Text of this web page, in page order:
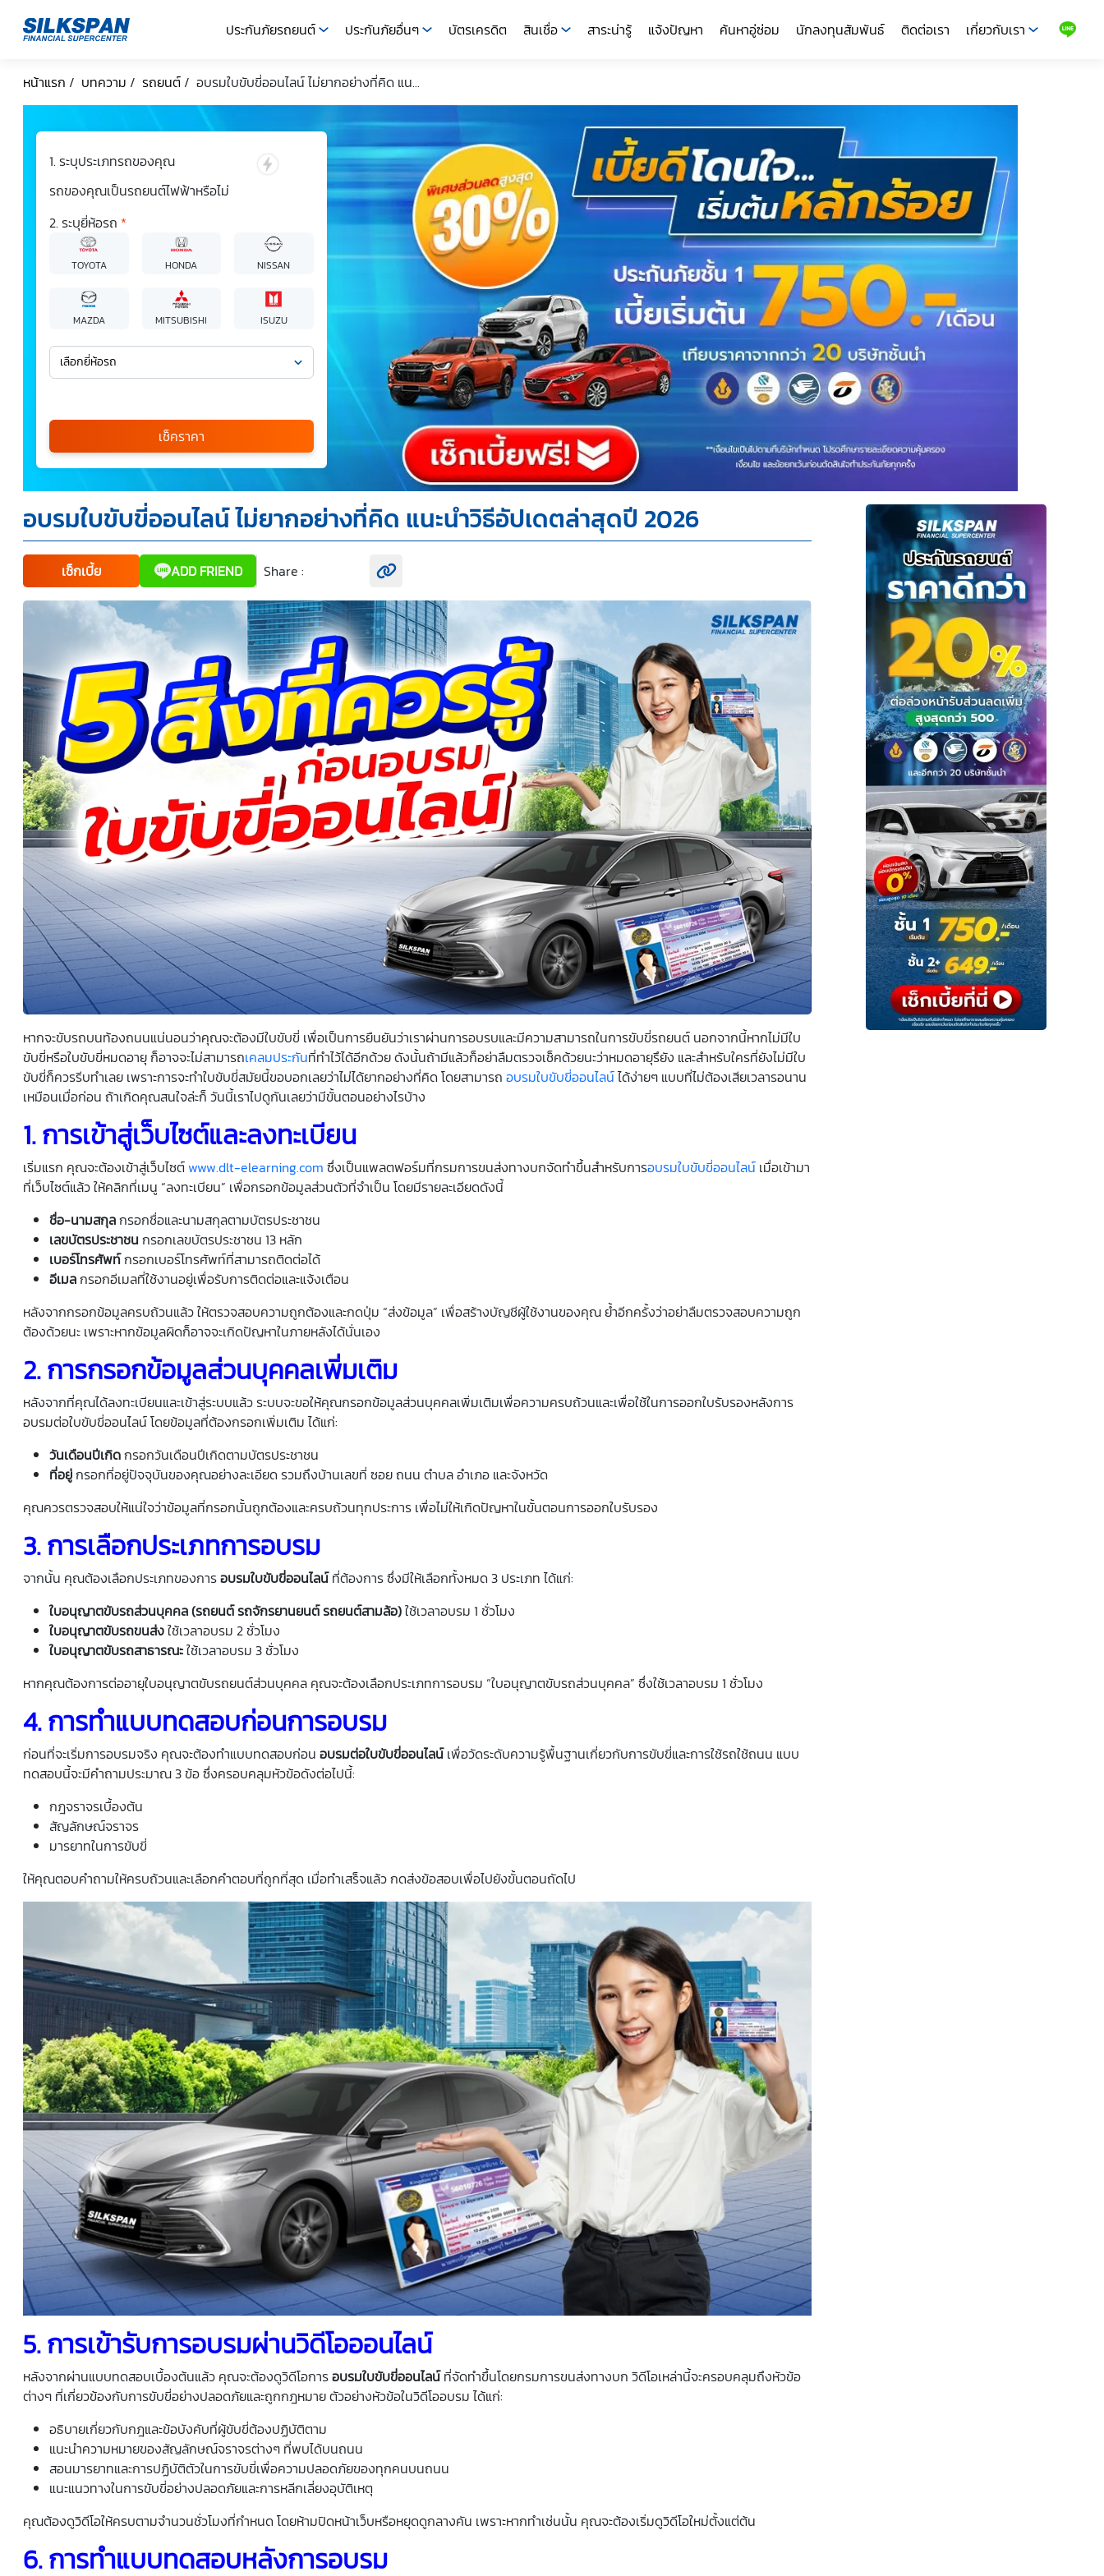
ประกันภัยรถยนต์ ประกันภัยอื่นๆ บัตรเครดิต สินเชื่อ สาระน่ารู้ แจ้งปัญหา ค้นหาอู่ซ่อม นักลงทุนสัมพันธ์ ติดต่อเรา
เกี่ยวกับเรา
หน้าแรก / บทความ / รถยนต์ / อบรมใบขับขี่ออนไลน์ ไม่ยากอย่างที่คิด แน...
ระบุประเภทรถของคุณ
รถของคุณเป็นรถยนต์ไฟฟ้าหรือไม่
ระบุยี่ห้อรถ *
TOYOTA HONDA NISSAN
MAZDA MITSUBISHI ISUZU
เลือกยี่ห้อรถ
เลือกรุ่นรถ
กรุณาเลือก
*
ข้าพเจ้ารับทราบนโยบายคุ้มครองข้อมูลส่วนบุคคล และยินยอม
ให้บริษัท SILKSPAN อินชัวรันซ์ โบรกเกอร์เรจ จำกัด รวมถึง
บริษัทในเครือที่เกี่ยวข้องกัน ตลอดจนคู่ค้าทางธุรกิจและ/หรือ
พันธมิตรของบริษัทเหล่านี้ สามารถเก็บ ใช้ และ/หรือ เปิดเผย
ข้อมูลส่วนบุคคลและข้อมูลส่วนบุคคลที่มีความอ่อนไหวของ
ข้าพเจ้า เพื่อวัตถุประสงค์ในการดำเนินการติดต่อและนำเสนอ
ข้อมูลสำหรับการขายผลิตภัณฑ์ การจัดทำรายการส่งเสริมการ
ขายและการตลาด แจ้งสิทธิประโยชน์หรือข่าวสารต่างๆ แจ้ง
ข้อมูลเกี่ยวกับผลิตภัณฑ์ หรือกรมธรรม์ประกันภัย การใช้ข้อมูล
เพื่อพัฒนาผลิตภัณฑ์หรือบริการต่างๆ หรือเพื่อกิจกรรมอื่นๆ
ท่านสามารถอ่านรายละเอียดนโยบายคุ้มครองข้อมูลส่วนบุคคล
และสิทธิของเจ้าของข้อมูลส่วนบุคคลได้ที่เว็บไซต์คำประกาศ
เกี่ยวกับความเป็นส่วนตัว
ก่อนให้ความยินยอม ทั้งนี้ ก่อนการ
แสดงเจตนา ข้าพเจ้าได้อ่านรายละเอียดจากเอกสารชี้แจง
ข้อมูล หรือได้รับคำอธิบายจากหน่วยงานถึงวัตถุประสงค์ในการ
เก็บรวบรวม ใช้หรือเปิดเผยข้อมูลส่วนบุคคล (“ประมวลผล
ข้อมูลส่วนบุคคล”) และมีความเข้าใจดีแล้ว ข้าพเจ้าให้ความ
ยินยอมหรือปฏิเสธไม่ให้ความยินยอมในเอกสารนี้ด้วยความ
สมัครใจ ปราศจากการบังคับหรือชักจูง และข้าพเจ้าทราบว่า
ข้าพเจ้าสามารถถอนความยินยอมนี้เสียเมื่อใดก็ได้ เว้นแต่ใน
กรณีมีข้อจำกัดสิทธิตามกฎหมายหรือยังมีสัญญาระหว่าง
ข้าพเจ้ากับสถาบันที่ให้ประโยชน์แก่ข้าพเจ้าอยู่ กรณีที่ข้าพเจ้า
ประสงค์จะไม่ให้ความยินยอม ข้าพเจ้าเข้าใจและยอมรับว่า การ
ไม่ให้ความยินยอมจะมีผลทำให้ข้าพเจ้า (เช่น ข้าพเจ้าอาจได้รับ
ความสะดวกในการใช้บริการน้อยลง หรือข้าพเจ้าไม่สามารถเข้า
ถึงฟังก์ชันการใช้งานบางอย่างได้ เป็นต้น) และข้าพเจ้าทราบ
ว่าการถอนความยินยอมดังกล่าว ไม่มีผลกระทบต่อการประมวล
ผลข้อมูลส่วนบุคคลที่ได้ดำเนินการเสร็จสิ้นไปแล้วก่อนการถอน
ความยินยอม โดยข้าพเจ้าให้ถือเอาการกดเลือก “ให้ความ
ยินยอม” ในช่องสนทนา เป็นการแสดงเจตนายินยอมของ
ข้าพเจ้าแทนการลงลายมือชื่อเป็นหลักฐาน
เช็คราคา
อบรมใบขับขี่ออนไลน์ ไม่ยากอย่างที่คิด แนะนำวิธีอัปเดตล่าสุดปี 2026
เช็กเบี้ย ADD FRIEND Share : Facebook share
Twitter share
หากจะขับรถบนท้องถนนแน่นอนว่าคุณจะต้องมีใบขับขี่ เพื่อเป็นการยืนยันว่าเราผ่านการอบรบและมีความสามารถในการขับขี่รถยนต์ นอกจากนี้หากไม่มีใบ
ขับขี่หรือใบขับขี่หมดอายุ ก็อาจจะไม่สามารถเคลมประกันที่ทำไว้ได้อีกด้วย ดังนั้นถ้ามีแล้วก็อย่าลืมตรวจเช็คด้วยนะว่าหมดอายุรึยัง และสำหรับใครที่ยังไม่มีใบ
ขับขี่ก็ควรรีบทำเลย เพราะการจะทำใบขับขี่สมัยนี้ขอบอกเลยว่าไม่ได้ยากอย่างที่คิด โดยสามารถ อบรมใบขับขี่ออนไลน์ได้ง่ายๆ แบบที่ไม่ต้องเสียเวลารอนาน
เหมือนเมื่อก่อน ถ้าเกิดคุณสนใจล่ะก็ วันนี้เราไปดูกันเลยว่ามีขั้นตอนอย่างไรบ้าง
1.การเข้าสู่เว็บไซต์และลงทะเบียน
เริ่มแรก คุณจะต้องเข้าสู่เว็บไซต์ www.dlt-elearning.com ซึ่งเป็นแพลตฟอร์มที่กรมการขนส่งทางบกจัดทำขึ้นสำหรับการอบรมใบขับขี่ออนไลน์ เมื่อเข้ามา
ที่เว็บไซต์แล้ว ให้คลิกที่เมนู “ลงทะเบียน” เพื่อกรอกข้อมูลส่วนตัวที่จำเป็น โดยมีรายละเอียดดังนี้
ชื่อ-นามสกุลกรอกชื่อและนามสกุลตามบัตรประชาชน
เลขบัตรประชาชน กรอกเลขบัตรประชาชน 13 หลัก
เบอร์โทรศัพท์กรอกเบอร์โทรศัพท์ที่สามารถติดต่อได้
อีเมลกรอกอีเมลที่ใช้งานอยู่เพื่อรับการติดต่อและแจ้งเตือน
หลังจากกรอกข้อมูลครบถ้วนแล้ว ให้ตรวจสอบความถูกต้องและกดปุ่ม “ส่งข้อมูล” เพื่อสร้างบัญชีผู้ใช้งานของคุณ ย้ำอีกครั้งว่าอย่าลืมตรวจสอบความถูก
ต้องด้วยนะ เพราะหากข้อมูลผิดก็อาจจะเกิดปัญหาในภายหลังได้นั่นเอง
2.การกรอกข้อมูลส่วนบุคคลเพิ่มเติม
หลังจากที่คุณได้ลงทะเบียนและเข้าสู่ระบบแล้ว ระบบจะขอให้คุณกรอกข้อมูลส่วนบุคคลเพิ่มเติมเพื่อความครบถ้วนและเพื่อใช้ในการออกใบรับรองหลังการ
อบรมต่อใบขับขี่ออนไลน์ โดยข้อมูลที่ต้องกรอกเพิ่มเติม ได้แก่:
วันเดือนปีเกิดกรอกวันเดือนปีเกิดตามบัตรประชาชน
ที่อยู่กรอกที่อยู่ปัจจุบันของคุณอย่างละเอียด รวมถึงบ้านเลขที่ ซอย ถนน ตำบล อำเภอ และจังหวัด
คุณควรตรวจสอบให้แน่ใจว่าข้อมูลที่กรอกนั้นถูกต้องและครบถ้วนทุกประการ เพื่อไม่ให้เกิดปัญหาในขั้นตอนการออกใบรับรอง
3.การเลือกประเภทการอบรม
จากนั้น คุณต้องเลือกประเภทของการอบรมใบขับขี่ออนไลน์ที่ต้องการ ซึ่งมีให้เลือกทั้งหมด 3 ประเภท ได้แก่:
ใบอนุญาตขับรถส่วนบุคคล (รถยนต์ รถจักรยานยนต์ รถยนต์สามล้อ)ใช้เวลาอบรม 1 ชั่วโมง
ใบอนุญาตขับรถขนส่งใช้เวลาอบรม 2 ชั่วโมง
ใบอนุญาตขับรถสาธารณะใช้เวลาอบรม 3 ชั่วโมง
หากคุณต้องการต่ออายุใบอนุญาตขับรถยนต์ส่วนบุคคล คุณจะต้องเลือกประเภทการอบรม “ใบอนุญาตขับรถส่วนบุคคล” ซึ่งใช้เวลาอบรม 1 ชั่วโมง
4.การทำแบบทดสอบก่อนการอบรม
ก่อนที่จะเริ่มการอบรมจริง คุณจะต้องทำแบบทดสอบก่อน อบรมต่อใบขับขี่ออนไลน์เพื่อวัดระดับความรู้พื้นฐานเกี่ยวกับการขับขี่และการใช้รถใช้ถนน แบบ
ทดสอบนี้จะมีคำถามประมาณ 3 ข้อ ซึ่งครอบคลุมหัวข้อดังต่อไปนี้:
กฎจราจรเบื้องต้น
สัญลักษณ์จราจร
มารยาทในการขับขี่
ให้คุณตอบคำถามให้ครบถ้วนและเลือกคำตอบที่ถูกที่สุด เมื่อทำเสร็จแล้ว กดส่งข้อสอบเพื่อไปยังขั้นตอนถัดไป
5.การเข้ารับการอบรมผ่านวิดีโอออนไลน์
หลังจากผ่านแบบทดสอบเบื้องต้นแล้ว คุณจะต้องดูวิดีโอการอบรมใบขับขี่ออนไลน์ที่จัดทำขึ้นโดยกรมการขนส่งทางบก วิดีโอเหล่านี้จะครอบคลุมถึงหัวข้อ
ต่างๆ ที่เกี่ยวข้องกับการขับขี่อย่างปลอดภัยและถูกกฎหมาย ตัวอย่างหัวข้อในวิดีโออบรม ได้แก่:
อธิบายเกี่ยวกับกฎและข้อบังคับที่ผู้ขับขี่ต้องปฏิบัติตาม
แนะนำความหมายของสัญลักษณ์จราจรต่างๆ ที่พบได้บนถนน
สอนมารยาทและการปฏิบัติตัวในการขับขี่เพื่อความปลอดภัยของทุกคนบนถนน
แนะแนวทางในการขับขี่อย่างปลอดภัยและการหลีกเลี่ยงอุบัติเหตุ
คุณต้องดูวิดีโอให้ครบตามจำนวนชั่วโมงที่กำหนด โดยห้ามปิดหน้าเว็บหรือหยุดดูกลางคัน เพราะหากทำเช่นนั้น คุณจะต้องเริ่มดูวิดีโอใหม่ตั้งแต่ต้น
6.การทำแบบทดสอบหลังการอบรม